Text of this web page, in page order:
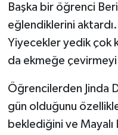
Başka bir öğrenci
eğlendiklerini
Yiyecekler yedik çok
da ekmeğe
Öğrencilerden Jinda
gün olduğunu özellikle
beklediğini ve